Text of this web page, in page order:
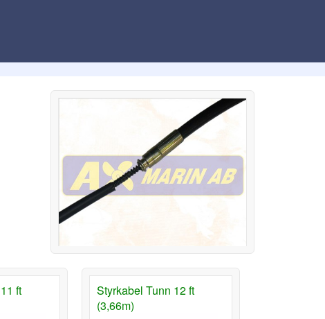
ft
Styrkabel Tunn 12 ft
(3,66m)